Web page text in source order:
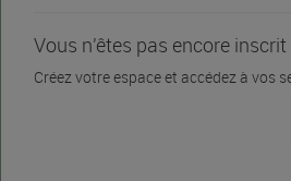
Vous n'êtes pas encore inscrit
Créez votre espace et accédez à vos